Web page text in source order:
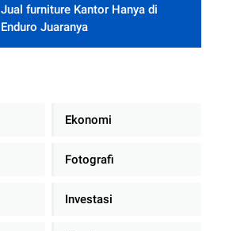
Jual furniture Kantor Hanya di
Enduro Juaranya
Ekonomi
Fotografi
Investasi